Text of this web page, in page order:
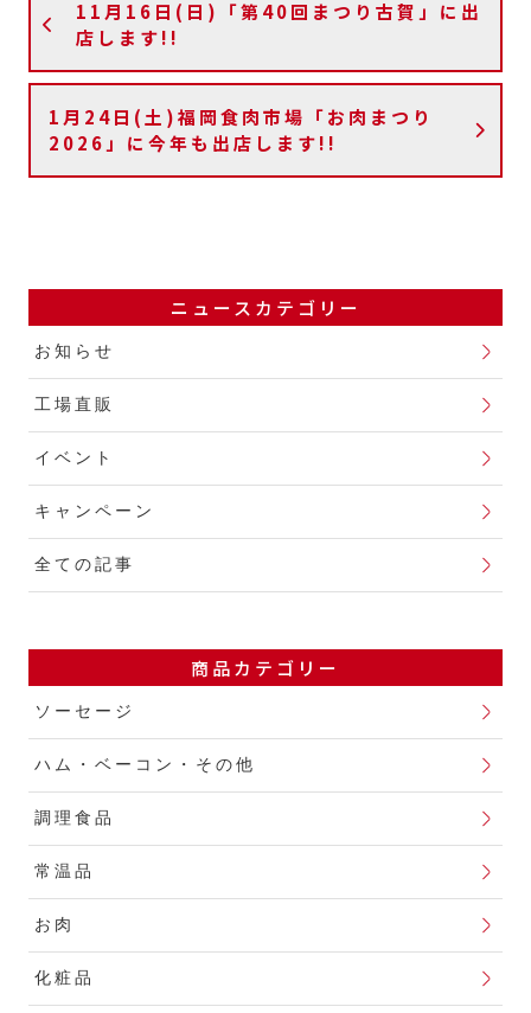
11月16日(日)「第40回まつり古賀」に出
店します!!
1月24日(土)福岡食肉市場「お肉まつり
2026」に今年も出店します!!
ニュースカテゴリー
お知らせ
工場直販
イベント
キャンペーン
全ての記事
商品カテゴリー
ソーセージ
ハム・ベーコン・その他
調理食品
常温品
お肉
化粧品